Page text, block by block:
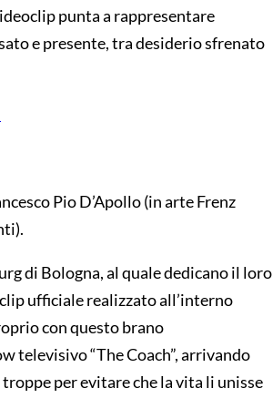
punta a rappresentare
e presente, tra desiderio sfrenato
Pio D’Apollo (in arte Frenz
di Bologna, al quale dedicano il loro
ufficiale realizzato all’interno
con questo brano
televisivo “The Coach”, arrivando
per evitare che la vita li unisse